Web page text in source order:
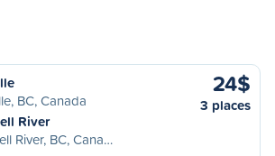
BC, Canada
River
River, BC, Cana…
24$
3 places